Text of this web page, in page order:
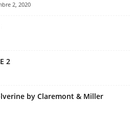
2, 2020
2
by Claremont & Miller